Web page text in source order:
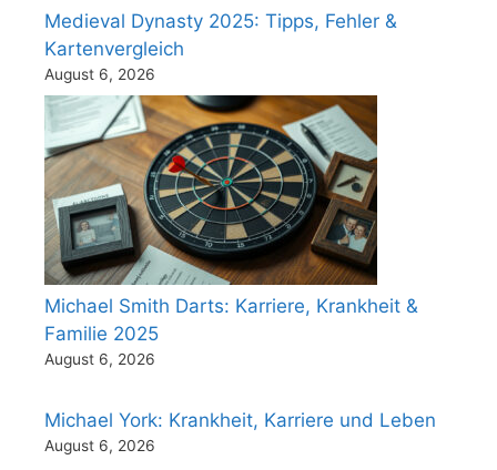
Medieval Dynasty 2025: Tipps, Fehler &
Kartenvergleich
August 6, 2026
Michael Smith Darts: Karriere, Krankheit &
Familie 2025
August 6, 2026
Michael York: Krankheit, Karriere und Leben
August 6, 2026